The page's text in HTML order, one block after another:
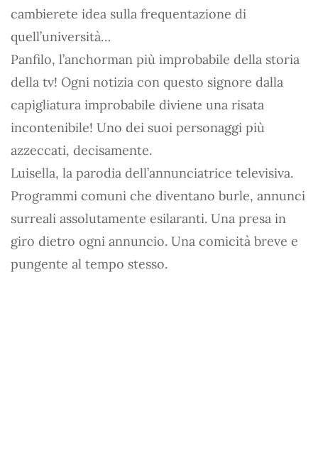
cambierete idea sulla frequentazione di
quell’università…
Panfilo, l’anchorman più improbabile della storia
della tv! Ogni notizia con questo signore dalla
capigliatura improbabile diviene una risata
incontenibile! Uno dei suoi personaggi più
azzeccati, decisamente.
Luisella, la parodia dell’annunciatrice televisiva.
Programmi comuni che diventano burle, annunci
surreali assolutamente esilaranti. Una presa in
giro dietro ogni annuncio. Una comicità breve e
pungente al tempo stesso.